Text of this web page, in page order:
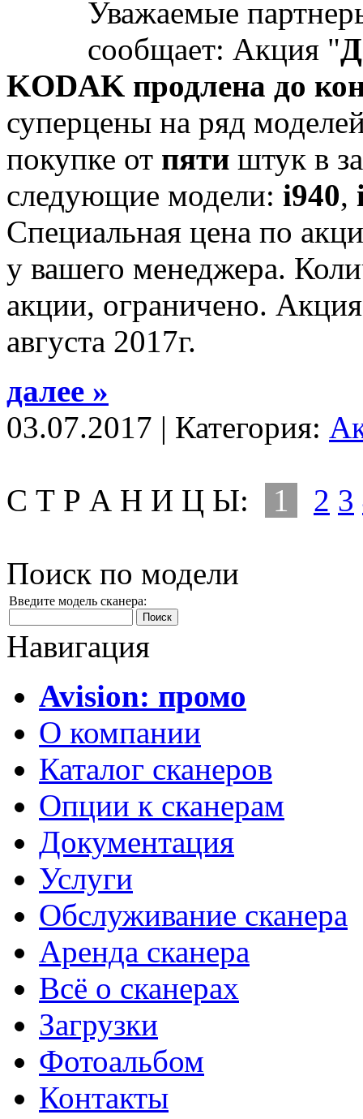
Уважаемые
сообщает: Акция "
KODAK продлена до
суперцены на ряд
покупке от пяти штук в
следующие модели: i940,
Специальная цена по
у вашего менеджера.
акции, ограничено.
августа 2017г.
далее »
03.07.2017 | Категория:
С Т Р А Н И Ц Ы: 1 2 3
Поиск по модели
Введите модель сканера:
Навигация
Avision: промо
О компании
Каталог сканеров
Опции к сканерам
Документация
Услуги
Обслуживание сканера
Аренда сканера
Всё о сканерах
Загрузки
Фотоальбом
Контакты